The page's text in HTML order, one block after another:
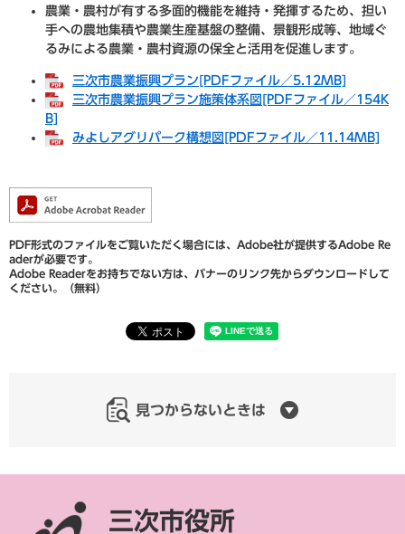
農業・農村が有する多面的機能を維持・発揮するため、担い
手への農地集積や農業生産基盤の整備、景観形成等、地域ぐ
るみによる農業・農村資源の保全と活用を促進します。
三次市農業振興プラン[PDFファイル／5.12MB]
三次市農業振興プラン施策体系図[PDFファイル／154K
B]
みよしアグリパーク構想図[PDFファイル／11.14MB]
PDF形式のファイルをご覧いただく場合には、Adobe社が提供するAdobe Re
aderが必要です。
Adobe Readerをお持ちでない方は、バナーのリンク先からダウンロードして
ください。（無料）
見つからないときは
三次市役所